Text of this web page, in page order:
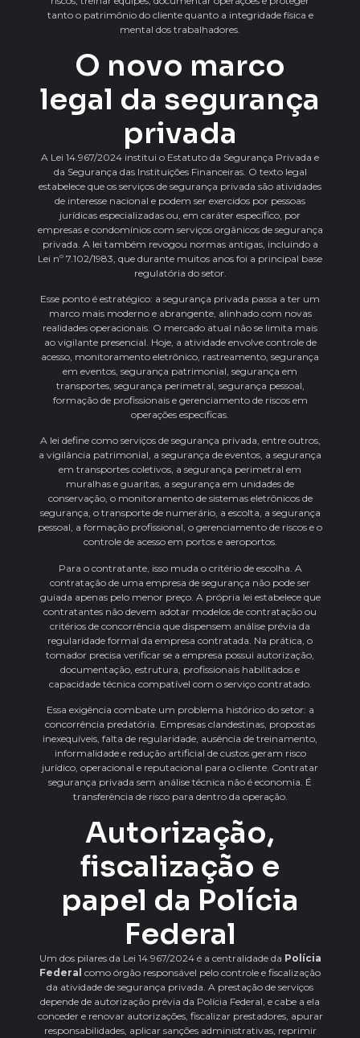
tanto o patrimônio do cliente quanto a integridade física e
mental dos trabalhadores.
O novo marco
legal da segurança
privada
A Lei 14.967/2024 institui o Estatuto da Segurança Privada e
da Segurança das Instituições Financeiras. O texto legal
estabelece que os serviços de segurança privada são atividades
de interesse nacional e podem ser exercidos por pessoas
jurídicas especializadas ou, em caráter específico, por
empresas e condomínios com serviços orgânicos de segurança
privada. A lei também revogou normas antigas, incluindo a
Lei nº 7.102/1983, que durante muitos anos foi a principal base
regulatória do setor.
Esse ponto é estratégico: a segurança privada passa a ter um
marco mais moderno e abrangente, alinhado com novas
realidades operacionais. O mercado atual não se limita mais
ao vigilante presencial. Hoje, a atividade envolve controle de
acesso, monitoramento eletrônico, rastreamento, segurança
em eventos, segurança patrimonial, segurança em
transportes, segurança perimetral, segurança pessoal,
formação de profissionais e gerenciamento de riscos em
operações específicas.
A lei define como serviços de segurança privada, entre outros,
a vigilância patrimonial, a segurança de eventos, a segurança
em transportes coletivos, a segurança perimetral em
muralhas e guaritas, a segurança em unidades de
conservação, o monitoramento de sistemas eletrônicos de
segurança, o transporte de numerário, a escolta, a segurança
pessoal, a formação profissional, o gerenciamento de riscos e o
controle de acesso em portos e aeroportos.
Para o contratante, isso muda o critério de escolha. A
contratação de uma empresa de segurança não pode ser
guiada apenas pelo menor preço. A própria lei estabelece que
contratantes não devem adotar modelos de contratação ou
critérios de concorrência que dispensem análise prévia da
regularidade formal da empresa contratada. Na prática, o
tomador precisa verificar se a empresa possui autorização,
documentação, estrutura, profissionais habilitados e
capacidade técnica compatível com o serviço contratado.
Essa exigência combate um problema histórico do setor: a
concorrência predatória. Empresas clandestinas, propostas
inexequíveis, falta de regularidade, ausência de treinamento,
informalidade e redução artificial de custos geram risco
jurídico, operacional e reputacional para o cliente. Contratar
segurança privada sem análise técnica não é economia. É
transferência de risco para dentro da operação.
Autorização,
fiscalização e
papel da Polícia
Federal
Um dos pilares da Lei 14.967/2024 é a centralidade da Polícia
Federal como órgão responsável pelo controle e fiscalização
da atividade de segurança privada. A prestação de serviços
depende de autorização prévia da Polícia Federal, e cabe a ela
conceder e renovar autorizações, fiscalizar prestadores, apurar
responsabilidades, aplicar sanções administrativas, reprimir